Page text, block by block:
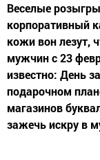
Веселые
корпоративный
кожи вон лезут,
мужчин с 23
известно: День
подарочном
магазинов
зажечь искру в